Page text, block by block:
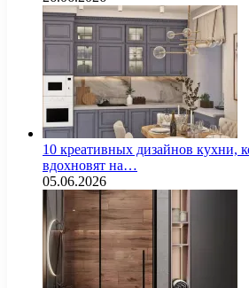
10 креативных дизайнов кухни,
вдохновят на…
05.06.2026